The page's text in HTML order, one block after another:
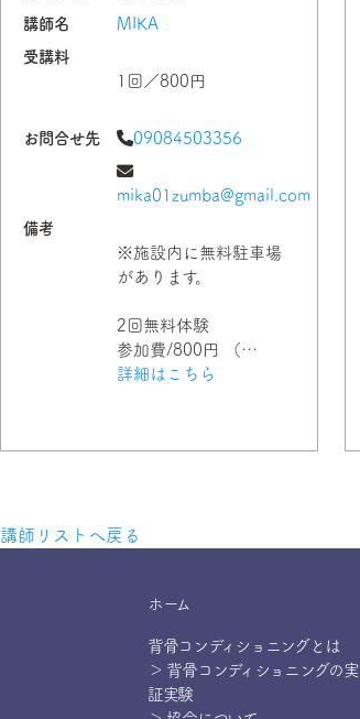
講師名
MIKA
受講料
1回／800円
お問合せ先 09084503356
mika01zumba@gmail.com
備考
※施設内に無料駐車場
があります。
2回無料体験
参加費/800円 （…
詳細はこちら
講師リストへ戻る
ホーム
背骨コンディショニングとは
＞ 背骨コンディショニングの実
証実験